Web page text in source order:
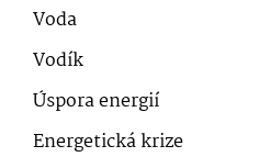
Voda
Vodík
Úspora energií
Energetická krize